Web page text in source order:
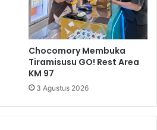
Chocomory Membuka
Tiramisusu GO! Rest Area
KM 97
3 Agustus 2026